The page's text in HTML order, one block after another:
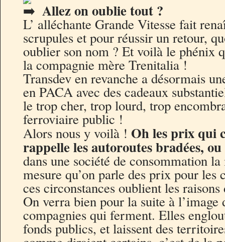
Allez on oublie tout ?
L’ alléchante Grande Vitesse fait
scrupules et pour réussir un retour,
oublier son nom ? Et voilà le phénix
la compagnie mère Trenitalia !
Transdev en revanche a désormais
en PACA avec des cadeaux
le trop cher, trop lourd, trop
ferroviaire public !
Alors nous y voilà ! Oh les prix qui
rappelle les autoroutes bradées,
dans une société de consommation
mesure qu’on parle des prix pour les
ces circonstances oublient les
On verra bien pour la suite à l’image
compagnies qui ferment. Elles
fonds publics, et laissent des